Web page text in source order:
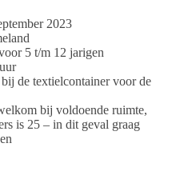
2023
5 t/m 12 jarigen
de textielcontainer voor de
bij voldoende ruimte,
is 25 – in dit geval graag